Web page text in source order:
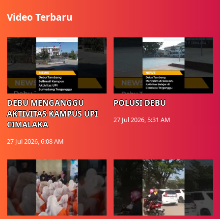
Video Terbaru
DEBU MENGANGGU
AKTIVITAS KAMPUS UPI
CIMALAKA
27 Jul 2026, 6:08 AM
POLUSI DEBU
27 Jul 2026, 5:31 AM